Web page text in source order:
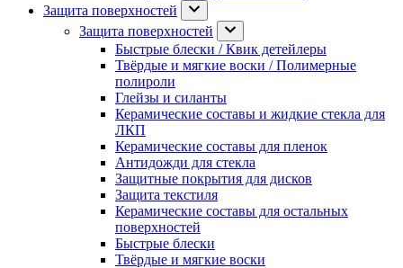
Защита поверхностей
Защита поверхностей
Быстрые блески / Квик детейлеры
Твёрдые и мягкие воски / Полимерные
полироли
Глейзы и силанты
Керамические составы и жидкие стекла для
ЛКП
Керамические составы для пленок
Антидожди для стекла
Защитные покрытия для дисков
Защита текстиля
Керамические составы для остальных
поверхностей
Быстрые блески
Твёрдые и мягкие воски